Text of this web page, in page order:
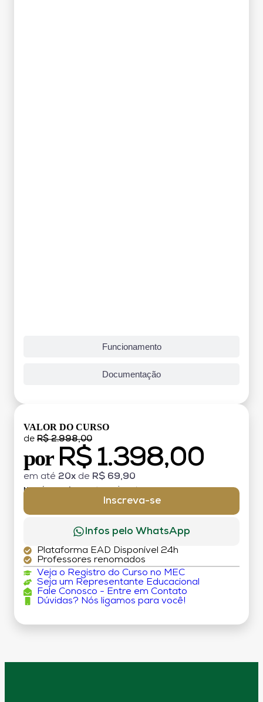
Funcionamento
Documentação
VALOR DO CURSO
de R$ 2.998,00
por R$ 1.398,00
em até 20x de R$ 69,90
MATRÍCULA:
Inscreva-se
Infos pelo WhatsApp
Plataforma EAD Disponível 24h
Professores renomados
Veja o Registro do Curso no MEC
Seja um Representante Educacional
Fale Conosco - Entre em Contato
Dúvidas? Nós ligamos para você!